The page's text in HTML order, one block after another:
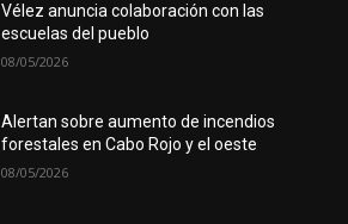
Vélez anuncia colaboración con las
escuelas del pueblo
08/05/2026
Alertan sobre aumento de incendios
forestales en Cabo Rojo y el oeste
08/05/2026